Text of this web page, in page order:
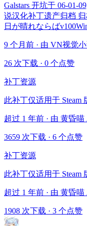
Galstars 开坑于 06-01-
说汉化补丁遗产归档 归
日が晴れならば
9 个月前 · 由 VN视觉
26 次下载 · 0 个点赞
补丁资源
此补丁仅适用于 Steam
超过 1 年前 · 由 黄昏喵
3659 次下载 · 6 个点赞
补丁资源
此补丁仅适用于 Steam
超过 1 年前 · 由 黄昏喵
1908 次下载 · 3 个点赞